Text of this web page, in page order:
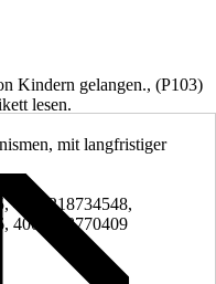
Kindern gelangen., (P103)
lesen.
mit langfristiger
4004218734548,
4004218770409